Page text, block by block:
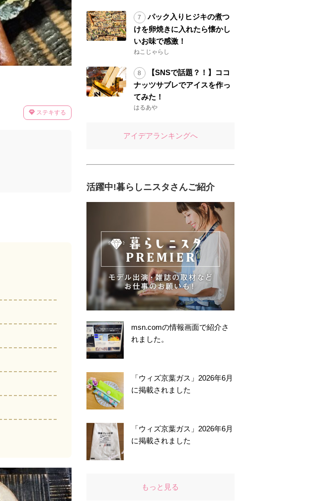
ステキする
パック入りヒジキの煮つ
けを卵焼きに入れたら懐かし
いお味で感激！
ねこじゃらし
【SNSで話題？！】ココ
ナッツサブレでアイスを作っ
てみた！
はるあや
アイデアランキングへ
活躍中!暮らしニスタさんご紹介
msn.comの情報画面で紹介さ
れました。
「ウィズ京葉ガス」2026年6月
に掲載されました
「ウィズ京葉ガス」2026年6月
に掲載されました
もっと見る